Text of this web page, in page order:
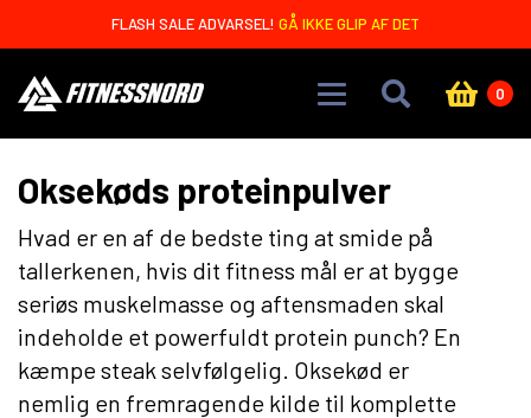
FLASH SALE ADVARSEL! GÅ IKKE GLIP AF DET
0
Oksekøds proteinpulver
Hvad er en af de bedste ting at smide på
tallerkenen, hvis dit fitness mål er at bygge
seriøs muskelmasse og aftensmaden skal
indeholde et powerfuldt protein punch? En
kæmpe steak selvfølgelig. Oksekød er
nemlig en fremragende kilde til komplette